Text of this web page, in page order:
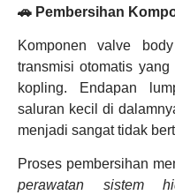
🚗 Pembersihan
Komponen valve
transmisi otomatis
kopling. Endapan
saluran kecil di
menjadi sangat tidak
Proses pembersihan
perawatan sistem